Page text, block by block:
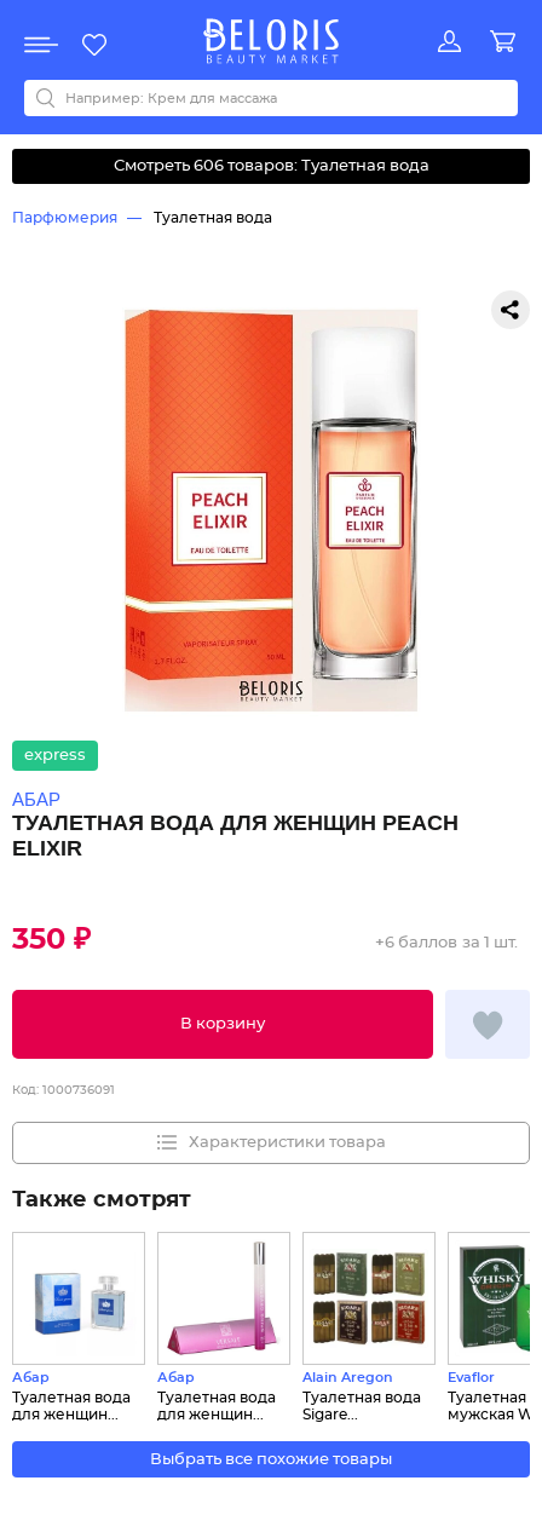
Акции
Все бренды
0-9ABCDEFGHIJKLMNOPQRSTUVWYZАБВДЗИМОКЛНПРСТУФ
Смотреть 606 товаров: Туалетная вода
Парфюмерия Туалетная вода
express
АБАР
ТУАЛЕТНАЯ ВОДА ДЛЯ ЖЕНЩИН PEACH
ELIXIR
350 ₽
В корзину
+6 баллов за 1 шт.
Код: 1000736091
Характеристики товара
Также смотрят
Абар
Туалетная вода
для женщин...
Абар
Туалетная вода
для женщин...
Alain Aregon
Туалетная вода
Sigare...
Evaflor
Туалетная
мужская
Выбрать все похожие товары